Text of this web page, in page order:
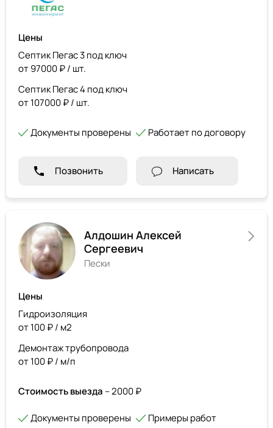
Цены
Септик Пегас 3 под ключ
от 97000 ₽ / шт.
Септик Пегас 4 под ключ
от 107000 ₽ / шт.
Документы проверены Работает по договору
Позвонить Написать
Алдошин Алексей
Сергеевич
Пески
Цены
Гидроизоляция
от 100 ₽ / м2
Демонтаж трубопровода
от 100 ₽ / м/п
Стоимость выезда – 2000 ₽
Документы проверены
Примеры работ